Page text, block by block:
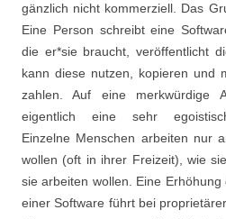
gänzlich nicht kommerziell. Das
Eine Person schreibt eine
die er*sie braucht, veröffentlicht
kann diese nutzen, kopieren und
zahlen. Auf eine merkwürdige
eigentlich eine sehr
Einzelne Menschen arbeiten nur
wollen (oft in ihrer Freizeit), wie
sie arbeiten wollen. Eine
einer Software führt bei